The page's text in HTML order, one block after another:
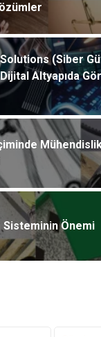
(Siber
Altyapıda
Sisteminin Önemi